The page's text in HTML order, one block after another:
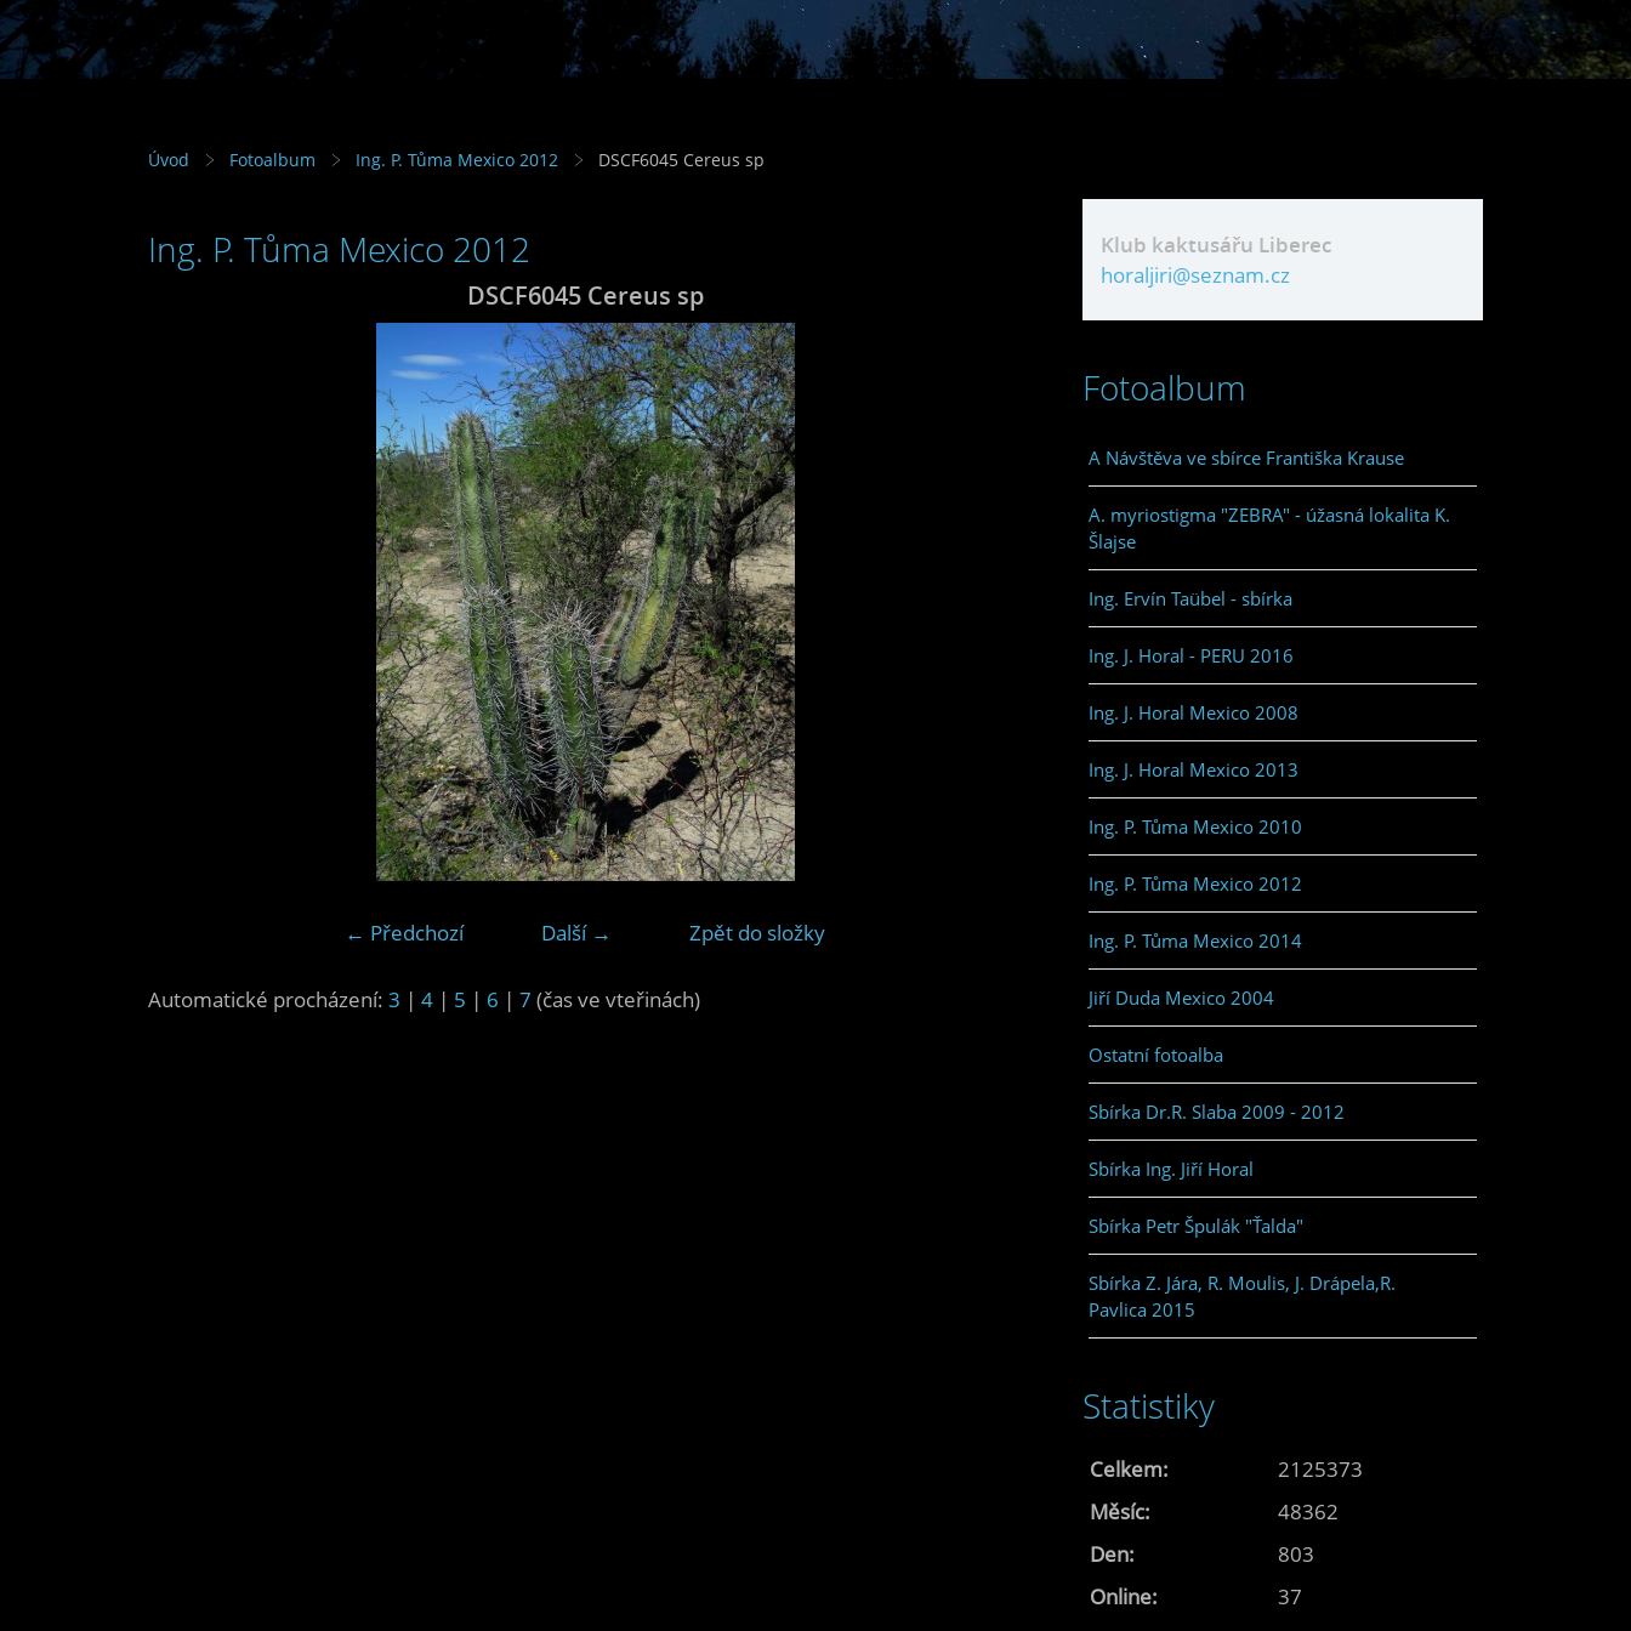
Úvod Fotoalbum Ing. P. Tůma Mexico 2012 DSCF6045 Cereus sp
Ing. P. Tůma Mexico 2012
DSCF6045 Cereus sp
← Předchozí Další → Zpět do složky
Automatické procházení: 3 | 4 | 5 | 6 | 7 (čas ve vteřinách)
Klub kaktusářu Liberec
horaljiri@seznam.cz
Fotoalbum
A Návštěva ve sbírce Františka Krause
A. myriostigma "ZEBRA" - úžasná lokalita K.
Šlajse
Ing. Ervín Taübel - sbírka
Ing. J. Horal - PERU 2016
Ing. J. Horal Mexico 2008
Ing. J. Horal Mexico 2013
Ing. P. Tůma Mexico 2010
Ing. P. Tůma Mexico 2012
Ing. P. Tůma Mexico 2014
Jiří Duda Mexico 2004
Ostatní fotoalba
Sbírka Dr.R. Slaba 2009 - 2012
Sbírka Ing. Jiří Horal
Sbírka Petr Špulák "Ťalda"
Sbírka Z. Jára, R. Moulis, J. Drápela,R.
Pavlica 2015
Statistiky
Online: 37
Celkem:
2125373
Měsíc:
48362
Den:
803